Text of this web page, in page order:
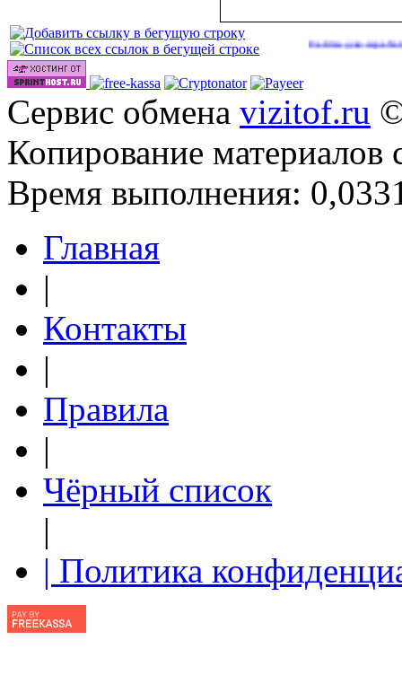
Сайты для заработка в
Сервис обмена vizitof.ru
Копирование материалов
Время выполнения:
Главная
|
Контакты
|
Правила
|
Чёрный список
|
| Политика